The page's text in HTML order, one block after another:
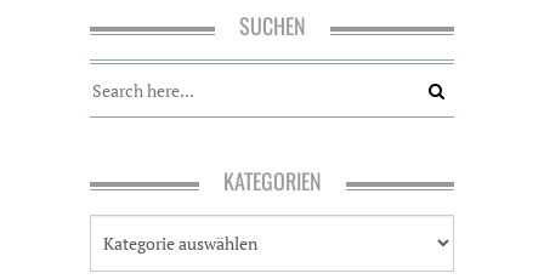
SUCHEN
KATEGORIEN